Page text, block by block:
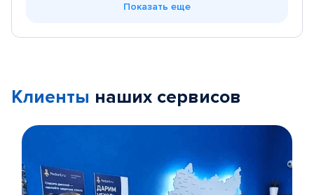
Показать еще
Клиенты наших сервисов